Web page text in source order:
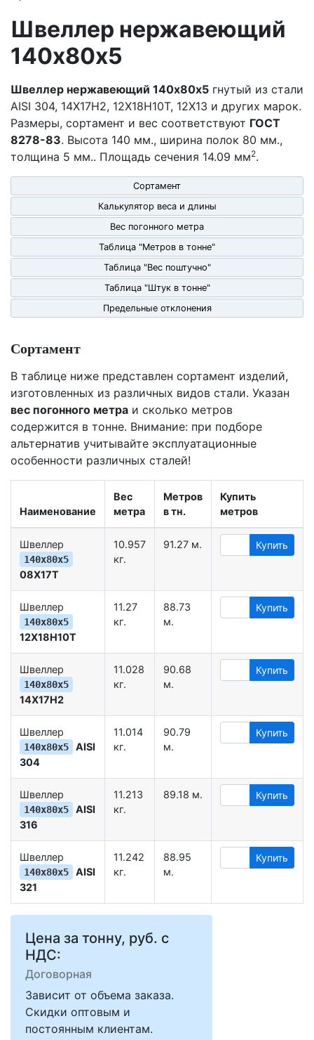
Швеллер нержавеющий
140х80х5
Швеллер нержавеющий 140х80х5 гнутый из стали
AISI 304, 14Х17Н2, 12Х18Н10Т, 12Х13 и других марок.
Размеры, сортамент и вес соответствуют ГОСТ
8278-83. Высота 140 мм., ширина полок 80 мм.,
толщина 5 мм.. Площадь сечения 14.09 мм2.
Сортамент
Калькулятор веса и длины
Вес погонного метра
Таблица "Метров в тонне"
Таблица "Вес поштучно"
Таблица "Штук в тонне"
Предельные отклонения
Сортамент
В таблице ниже представлен сортамент изделий,
изготовленных из различных видов стали. Указан
вес погонного метра и сколько метров
содержится в тонне. Внимание: при подборе
альтернатив учитывайте эксплуатационные
особенности различных сталей!
Наименование
Вес
метра
Метров
в тн.
Купить
метров
Швеллер
140х80х5
08Х17Т
10.957
кг.
91.27 м. Купить
Швеллер
140х80х5
12Х18Н10Т
11.27
кг.
88.73
м.
Купить
Швеллер
140х80х5
14Х17Н2
11.028
кг.
90.68
м.
Купить
Швеллер
140х80х5
AISI
304
11.014
кг.
90.79
м.
Купить
Швеллер
140х80х5
AISI
316
11.213
кг.
89.18 м. Купить
Швеллер
140х80х5
AISI
321
11.242
кг.
88.95
м.
Купить
Цена за тонну, руб. с
НДС:
Договорная
Зависит от объема заказа.
Скидки оптовым и
постоянным клиентам.